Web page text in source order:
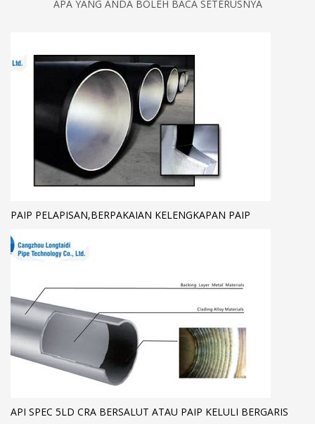
APA YANG ANDA BOLEH BACA SETERUSNYA
PAIP PELAPISAN,BERPAKAIAN KELENGKAPAN PAIP
API SPEC 5LD CRA BERSALUT ATAU PAIP KELULI BERGARIS